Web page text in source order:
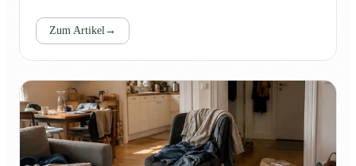
Zum Artikel →